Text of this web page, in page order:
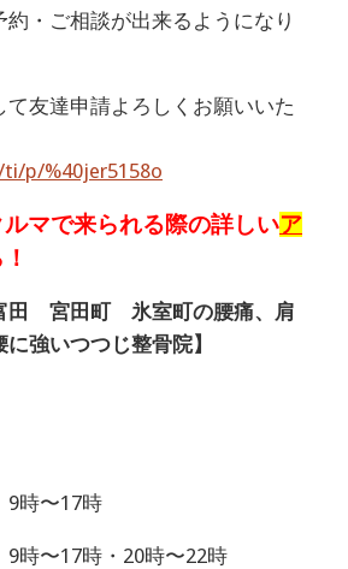
約・ご相談が出来るようになり
友達申請よろしくお願いいた
p/%40jer5158o
マで来られる際の詳しいア
田 宮田町 氷室町の腰痛、肩
強いつつじ整骨院】
時〜17時
時・20時〜22時